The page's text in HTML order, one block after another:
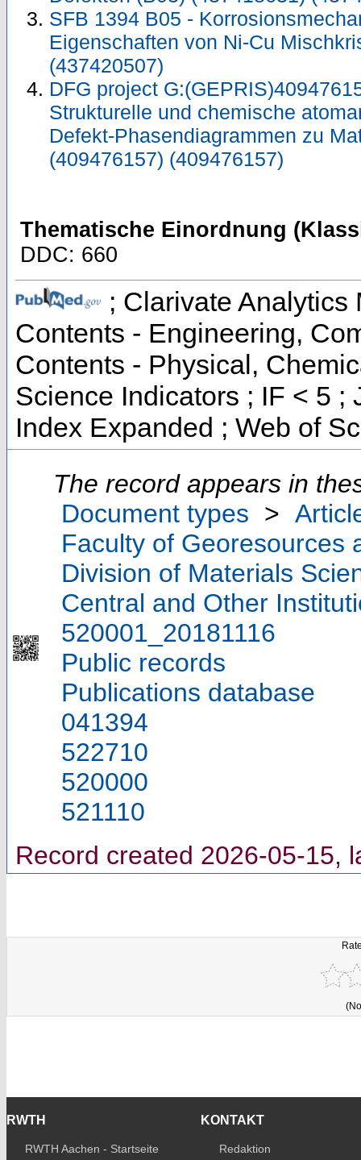
SFB 1394 B05 -
Eigenschaften von Ni-Cu
(437420507)
DFG project
Strukturelle und chemische
Defekt-Phasendiagrammen zu
(409476157) (409476157)
Thematische Einordnung
DDC: 660
; Clarivate Analytics
Contents - Engineering,
Contents - Physical,
Science Indicators ; IF < 5
Index Expanded ; Web of
The record appears in
Document types >
Faculty of Georesources
Division of Materials
Central and Other
520001_20181116
Public records
Publications database
041394
522710
520000
521110
Record created 2026-05-15,
RWTH
RWTH Aachen - Startseite
KONTAKT
Redaktion